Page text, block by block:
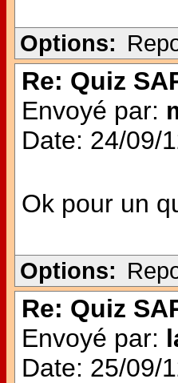
Options:
Re: Quiz
Envoyé par:
Date: 24/09/
Ok pour un
Options:
Re: Quiz
Envoyé par:
Date: 25/09/